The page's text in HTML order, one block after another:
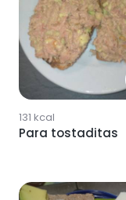
131 kcal
Para tostaditas